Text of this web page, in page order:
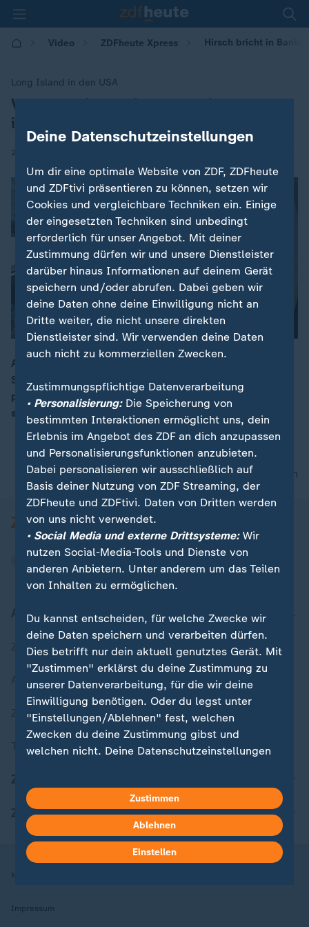
Video ZDFheute Xpress Hirsch bricht in
Long Island in den USA
:
Versehentlicher Einbruch: Hirsch landet
in Bankfiliale
22.01.2026 | 23:30
00:12
Auf Long Island ist ein Hirsch versehentlich durch die
Scheibe einer Bankfiliale gestürmt. Das Tier versuchte
panisch, zu entkommen. Die Polizei konnte es
schließlich befreien.
nach oben
Aktuell bei ZDFheute
Zuletzt veröffentlicht
Aktuelle Sendungs-Videos
ZDFheute Stories
Themen im Überblick
ZDFheute Apps
Nutzungsbedingungen
Impressum
Deine Datenschutzeinstellungen
Um dir eine optimale Website von ZDF, ZDFheute
und ZDFtivi präsentieren zu können, setzen wir
Cookies und vergleichbare Techniken ein. Einige
der eingesetzten Techniken sind unbedingt
erforderlich für unser Angebot. Mit deiner
Zustimmung dürfen wir und unsere Dienstleister
darüber hinaus Informationen auf deinem Gerät
speichern und/oder abrufen. Dabei geben wir
deine Daten ohne deine Einwilligung nicht an
Dritte weiter, die nicht unsere direkten
Dienstleister sind. Wir verwenden deine Daten
auch nicht zu kommerziellen Zwecken.
Zustimmungspflichtige Datenverarbeitung
• Personalisierung:Die Speicherung von
bestimmten Interaktionen ermöglicht uns, dein
Erlebnis im Angebot des ZDF an dich anzupassen
und Personalisierungsfunktionen anzubieten.
Dabei personalisieren wir ausschließlich auf
Basis deiner Nutzung von ZDF Streaming, der
ZDFheute und ZDFtivi. Daten von Dritten werden
von uns nicht verwendet.
• Social Media und externe Drittsysteme:Wir
nutzen Social-Media-Tools und Dienste von
anderen Anbietern. Unter anderem um das Teilen
von Inhalten zu ermöglichen.
Du kannst entscheiden, für welche Zwecke wir
deine Daten speichern und verarbeiten dürfen.
Dies betrifft nur dein aktuell genutztes Gerät. Mit
"Zustimmen" erklärst du deine Zustimmung zu
unserer Datenverarbeitung, für die wir deine
Einwilligung benötigen. Oder du legst unter
"Einstellungen/Ablehnen" fest, welchen
Zwecken du deine Zustimmung gibst und
welchen nicht. Deine Datenschutzeinstellungen
Hier findest du das Impressum.
Weitere Informationen findest du in unserer
Datenschutzerklärung.
Zustimmen
Ablehnen
Einstellen